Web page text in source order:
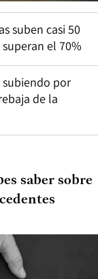
suben casi 50
el 70%
subiendo por
de la
saber sobre